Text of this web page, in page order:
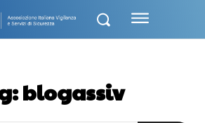
blogassiv